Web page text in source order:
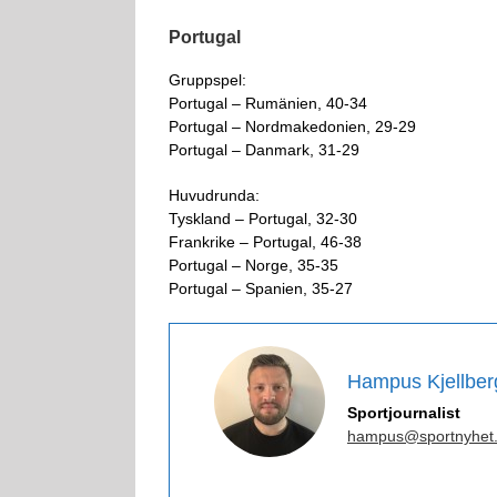
Portugal
Gruppspel:
Portugal – Rumänien, 40-34
Portugal – Nordmakedonien, 29-29
Portugal – Danmark, 31-29
Huvudrunda:
Tyskland – Portugal, 32-30
Frankrike – Portugal, 46-38
Portugal – Norge, 35-35
Portugal – Spanien, 35-27
Hampus
Sportjournalist